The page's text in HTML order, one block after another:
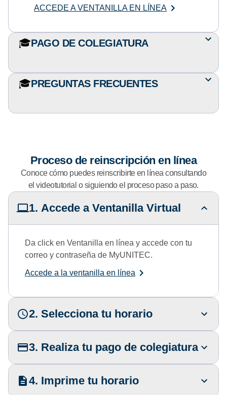
ACCEDE A VENTANILLA EN LÍNEA
🎓PAGO DE COLEGIATURA
🎓PREGUNTAS FRECUENTES
Proceso de reinscripción en línea
Conoce cómo puedes reinscribirte en línea consultando
el videotutorial o siguiendo el proceso paso a paso.
1. Accede a Ventanilla Virtual
Da click en Ventanilla en línea y accede con tu
correo y contraseña de MyUNITEC.
Accede a la ventanilla en línea
2. Selecciona tu horario
3. Realiza tu pago de colegiatura
4. Imprime tu horario